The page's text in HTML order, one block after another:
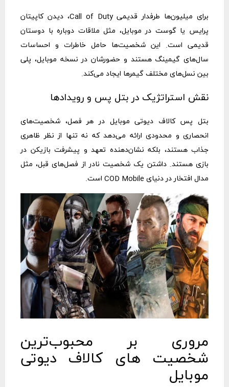
برای میلیون‌ها طرفدار قدیمی Call of Duty، دیدن کاپیتان
پرایس یا گوست در موبایل، مثل ملاقات دوباره با دوستان
قدیمی است. این شخصیت‌ها حامل خاطرات و احساسات
سال‌های گیمینگ هستند و حضورشان در نسخه موبایل، پلی
بین نسل‌های مختلف گیمرها ایجاد می‌کند.
نقش استراتژیک در بتل پس و رویدادها
بتل پس کالاف دیوتی موبایل در هر فصل، شخصیت‌های
انحصاری و محدودی ارائه می‌دهد که نه تنها از نظر ظاهری
جذاب هستند، بلکه نشان‌دهنده تعهد و پیشرفت بازیکن در
بازی هستند. داشتن یک شخصیت نادر از فصل‌های قبل، مثل
مدال افتخار در دنیای COD Mobile است.
مروری بر محبوب‌ترین
شخصیت‌ های کالاف دیوتی
موبایل